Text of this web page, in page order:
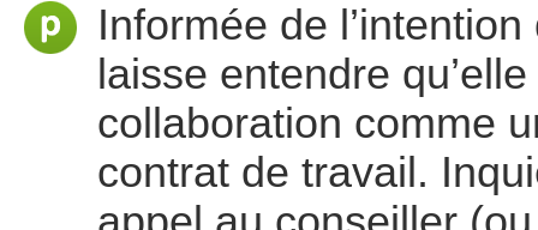
Informée de
laisse entendre
collaboration comme
contrat de travail.